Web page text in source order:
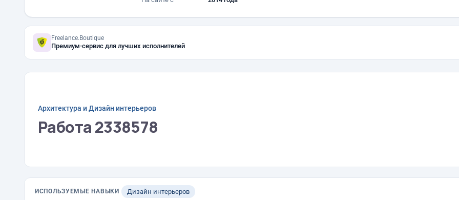
Freelance.Boutique
Премиум-сервис для лучших исполнителей
Архитектура и Дизайн интерьеров
Работа 2338578
ИСПОЛЬЗУЕМЫЕ НАВЫКИ Дизайн интерьеров